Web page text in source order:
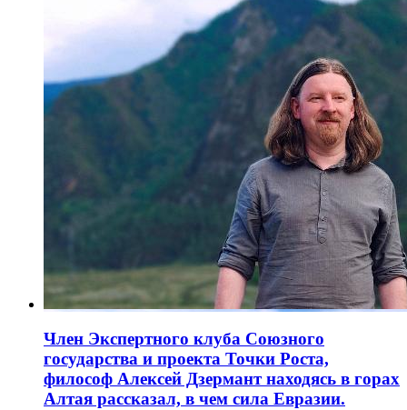
Член Экспертного клуба Союзного
государства и проекта Точки Роста,
философ Алексей Дзермант находясь в горах
Алтая рассказал, в чем сила Евразии.